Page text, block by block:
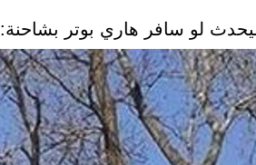
لو سافر هاري بوتر بشاحنة: